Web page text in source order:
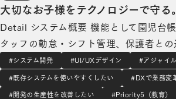
大切なお子様をテクノロジーで守る
管理システム
Detail システム概要 機能として園児台
タッフの勤怠・シフト管理、保護者と
板・緊急連絡網、スケジュール共有にフ
育園の運営の根幹部分をほぼすべてカバ
す。 また、レスポンシブ対応による
#システム開発 #UI/UXデザイン #アジャイ
#既存システムを使いやすくしたい #DXで業務変
#開発の生産性を改善したい #Priority5（教育）